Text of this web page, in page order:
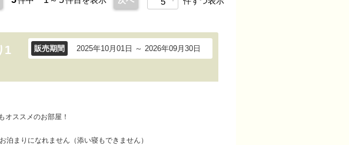
1
販売期間 2025年10月01日 ～ 2026年09月30日
オススメのお部屋！
まりになれません（添い寝もできません）